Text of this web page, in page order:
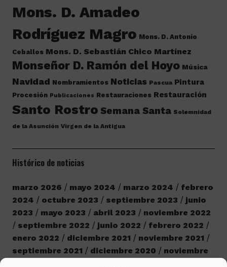
Mons. D. Amadeo
Rodríguez Magro Mons. D. Antonio
Ceballos Mons. D. Sebastián Chico Martínez
Monseñor D. Ramón del Hoyo Música
Navidad Nombramientos Noticias Pascua Pintura
Procesión Publicaciones Restauraciones Restauración
Santo Rostro Semana Santa Solemnidad
de la Asunción Virgen de la Antigua
Histórico de noticias
marzo 2026 mayo 2024 marzo 2024
febrero
2024
octubre 2023 septiembre 2023
junio
2023
mayo 2023 abril 2023
noviembre 2022
septiembre 2022
junio 2022
febrero 2022
enero 2022
diciembre 2021
noviembre 2021
septiembre 2021
diciembre 2020
noviembre